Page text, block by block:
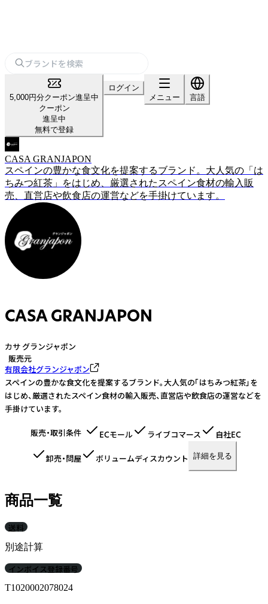
5,000円分クーポン進呈中
クーポン
進呈中
無料で登録
ログイン
メニュー
言語
CASA GRANJAPON
スペインの豊かな食文化を提案するブランド。大人気の「は
ちみつ紅茶」をはじめ、厳選されたスペイン食材の輸入販
売、直営店や飲食店の運営などを手掛けています。
CASA GRANJAPON
カサ グランジャポン
販売元
有限会社グランジャポン
スペインの豊かな食文化を提案するブランド。大人気の「はちみつ紅茶」を
はじめ、厳選されたスペイン食材の輸入販売、直営店や飲食店の運営などを
手掛けています。
販売・取引条件 ECモール ライブコマース 自社EC
卸売・問屋 ボリュームディスカウント 詳細を見る
商品一覧
送料
別途計算
インボイス登録番号
T1020002078024